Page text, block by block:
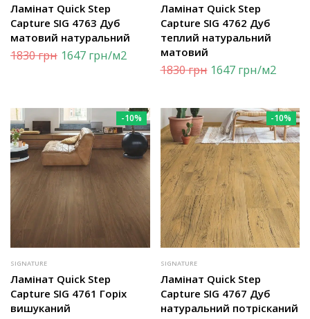
Ламінат Quick Step
Capture SIG 4763 Дуб
матовий натуральний
1830грн 1647грн/м2
Ламінат Quick Step
Capture SIG 4762 Дуб
теплий натуральний
матовий
1830грн 1647 грн/м2
-10%
SIGNATURE
Ламінат Quick Step
Capture SIG 4761 Горіх
вишуканий
-10%
SIGNATURE
Ламінат Quick Step
Capture SIG 4767 Дуб
натуральний потрісканий